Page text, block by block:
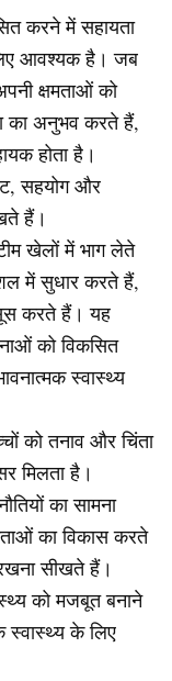
करने में सहायता
आवश्यक है। जब
क्षमताओं को
का अनुभव करते हैं,
होता है।
सहयोग और
हैं।
खेलों में भाग लेते
में सुधार करते हैं,
करते हैं। यह
को विकसित
स्वास्थ्य
को तनाव और चिंता
मिलता है।
का सामना
का विकास करते
सीखते हैं।
को मजबूत बनाने
स्वास्थ्य के लिए